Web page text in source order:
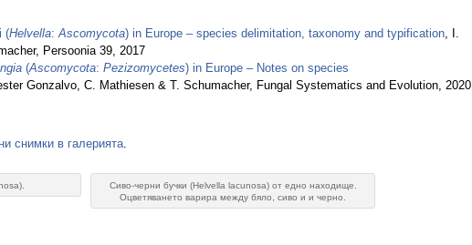
(Helvella:Ascomycota) in Europe – species delimitation, taxonomy and typification, I.
Persoonia 39, 2017
(Ascomycota: Pezizomycetes) in Europe – Notes on species
Gonzalvo, C. Mathiesen & T. Schumacher, Fungal Systematics and Evolution, 2020
снимки в галерията.
Сиво-черни бучки (Helvella lacunosa) от едно находище.
Оцветяването варира между бяло, сиво и и черно.